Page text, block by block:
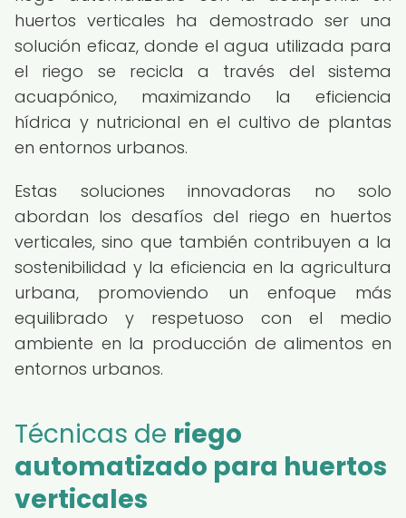
huertos verticales ha demostrado ser una
solución eficaz, donde el agua utilizada para
el riego se recicla a través del sistema
acuapónico, maximizando la eficiencia
hídrica y nutricional en el cultivo de plantas
en entornos urbanos.
Estas soluciones innovadoras no solo
abordan los desafíos del riego en huertos
verticales, sino que también contribuyen a la
sostenibilidad y la eficiencia en la agricultura
urbana, promoviendo un enfoque más
equilibrado y respetuoso con el medio
ambiente en la producción de alimentos en
entornos urbanos.
Técnicas de riego
automatizado para huertos
verticales